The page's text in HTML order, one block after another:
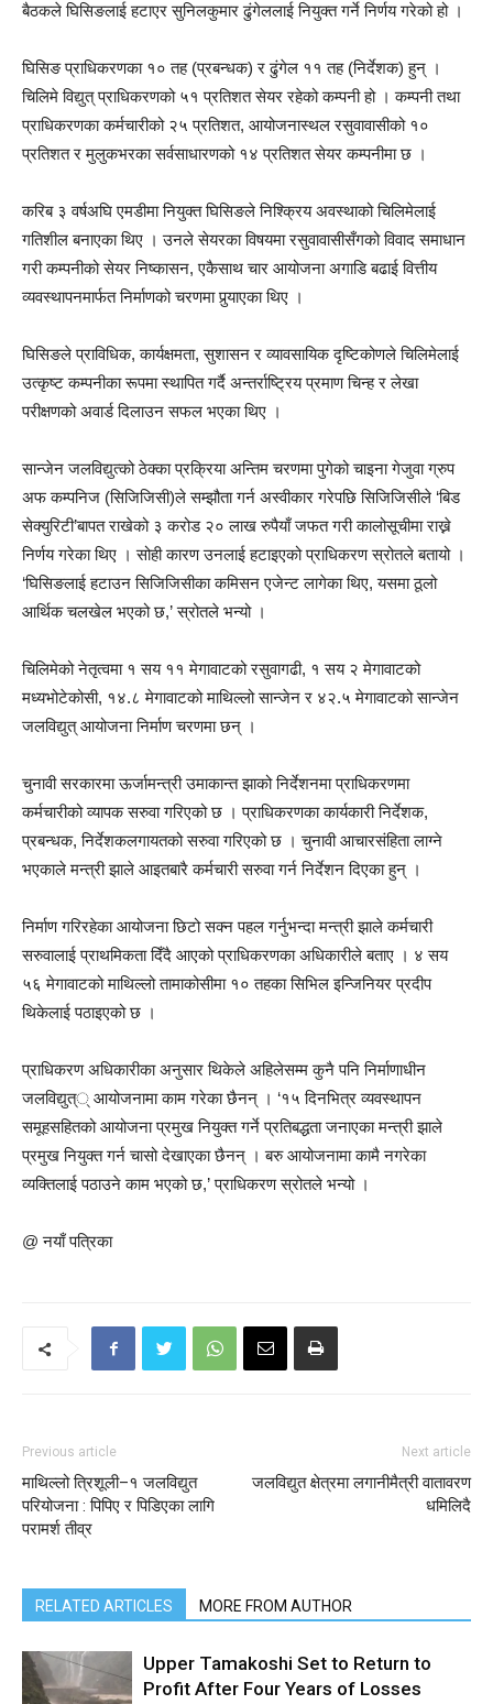
बैठकले घिसिङलाई हटाएर सुनिलकुमार ढुंगेललाई नियुक्त गर्ने निर्णय गरेको हो ।
घिसिङ प्राधिकरणका १० तह (प्रबन्धक) र ढुंगेल ११ तह (निर्देशक) हुन् ।
चिलिमे विद्युत् प्राधिकरणको ५१ प्रतिशत सेयर रहेको कम्पनी हो । कम्पनी तथा
प्राधिकरणका कर्मचारीको २५ प्रतिशत, आयोजनास्थल रसुवावासीको १०
प्रतिशत र मुलुकभरका सर्वसाधारणको १४ प्रतिशत सेयर कम्पनीमा छ ।
करिब ३ वर्षअघि एमडीमा नियुक्त घिसिङले निश्क्रिय अवस्थाको चिलिमेलाई
गतिशील बनाएका थिए । उनले सेयरका विषयमा रसुवावासीसँगको विवाद समाधान
गरी कम्पनीको सेयर निष्कासन, एकैसाथ चार आयोजना अगाडि बढाई वित्तीय
व्यवस्थापनमार्फत निर्माणको चरणमा पुर्‍याएका थिए ।
घिसिङले प्राविधिक, कार्यक्षमता, सुशासन र व्यावसायिक दृष्टिकोणले चिलिमेलाई
उत्कृष्ट कम्पनीका रूपमा स्थापित गर्दै अन्तर्राष्ट्रिय प्रमाण चिन्ह र लेखा
परीक्षणको अवार्ड दिलाउन सफल भएका थिए ।
सान्जेन जलविद्युत्को ठेक्का प्रक्रिया अन्तिम चरणमा पुगेको चाइना गेजुवा ग्रुप
अफ कम्पनिज (सिजिजिसी)ले सम्झौता गर्न अस्वीकार गरेपछि सिजिजिसीले ‘बिड
सेक्युरिटी’बापत राखेको ३ करोड २० लाख रुपैयाँ जफत गरी कालोसूचीमा राख्ने
निर्णय गरेका थिए । सोही कारण उनलाई हटाइएको प्राधिकरण स्रोतले बतायो ।
‘घिसिङलाई हटाउन सिजिजिसीका कमिसन एजेन्ट लागेका थिए, यसमा ठूलो
आर्थिक चलखेल भएको छ,’ स्रोतले भन्यो ।
चिलिमेको नेतृत्वमा १ सय ११ मेगावाटको रसुवागढी, १ सय २ मेगावाटको
मध्यभोटेकोसी, १४.८ मेगावाटको माथिल्लो सान्जेन र ४२.५ मेगावाटको सान्जेन
जलविद्युत् आयोजना निर्माण चरणमा छन् ।
चुनावी सरकारमा ऊर्जामन्त्री उमाकान्त झाको निर्देशनमा प्राधिकरणमा
कर्मचारीको व्यापक सरुवा गरिएको छ । प्राधिकरणका कार्यकारी निर्देशक,
प्रबन्धक, निर्देशकलगायतको सरुवा गरिएको छ । चुनावी आचारसंहिता लाग्ने
भएकाले मन्त्री झाले आइतबारै कर्मचारी सरुवा गर्न निर्देशन दिएका हुन् ।
निर्माण गरिरहेका आयोजना छिटो सक्न पहल गर्नुभन्दा मन्त्री झाले कर्मचारी
सरुवालाई प्राथमिकता दिँदै आएको प्राधिकरणका अधिकारीले बताए । ४ सय
५६ मेगावाटको माथिल्लो तामाकोसीमा १० तहका सिभिल इन्जिनियर प्रदीप
थिकेलाई पठाइएको छ ।
प्राधिकरण अधिकारीका अनुसार थिकेले अहिलेसम्म कुनै पनि निर्माणाधीन
जलविद्युत्् आयोजनामा काम गरेका छैनन् । ‘१५ दिनभित्र व्यवस्थापन
समूहसहितको आयोजना प्रमुख नियुक्त गर्ने प्रतिबद्धता जनाएका मन्त्री झाले
प्रमुख नियुक्त गर्न चासो देखाएका छैनन् । बरु आयोजनामा कामै नगरेका
व्यक्तिलाई पठाउने काम भएको छ,’ प्राधिकरण स्रोतले भन्यो ।
@ नयाँ पत्रिका
Previous article
माथिल्लो त्रिशूली–१ जलविद्युत
परियोजना : पिपिए र पिडिएका लागि
परामर्श तीव्र
Next article
जलविद्युत क्षेत्रमा लगानीमैत्री वातावरण
धमिलिदै
RELATED ARTICLES MORE FROM AUTHOR
Upper Tamakoshi Set to Return to
Profit After Four Years of Losses